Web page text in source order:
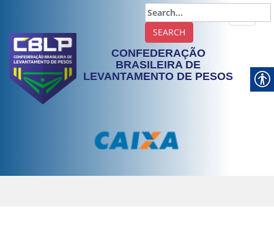
CONFEDERAÇÃO
BRASILEIRA DE
LEVANTAMENTO DE PESOS